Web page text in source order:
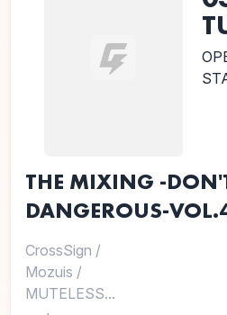
THE MIXING -
DANGEROUS-
CrossSign /
Mozuis /
MUTELESS...